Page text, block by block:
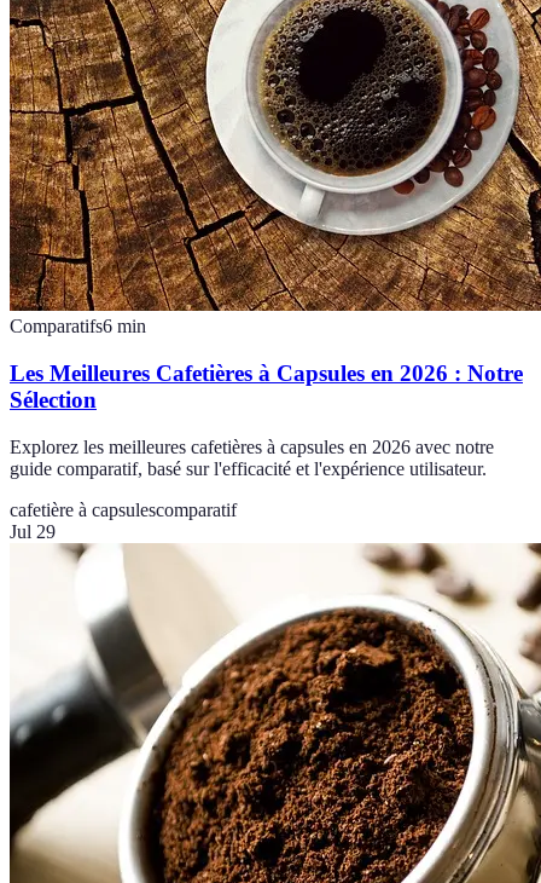
Comparatifs6 min
Les Meilleures Cafetières à Capsules en 2026 : Notre
Sélection
Explorez les meilleures cafetières à capsules en 2026 avec notre
guide comparatif, basé sur l'efficacité et l'expérience utilisateur.
cafetière à capsulescomparatif
Jul 29